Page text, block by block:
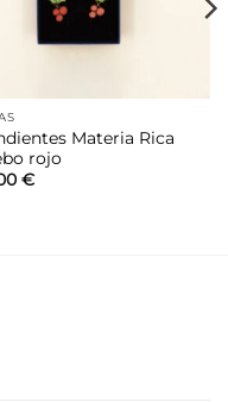
Materia Rica
rojo
€